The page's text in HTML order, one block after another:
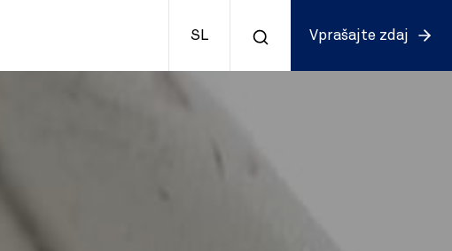
SL Vprašajte zdaj